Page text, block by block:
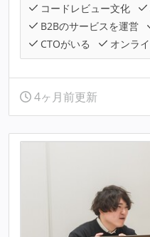
コードレビュー文化
B2Bのサービスを運営
CTOがいる
オンラ
4ヶ月前更新